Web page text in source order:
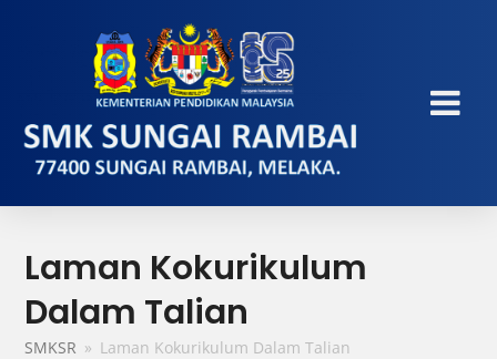
Laman Kokurikulum
Dalam Talian
SMKSR » Laman Kokurikulum Dalam Talian